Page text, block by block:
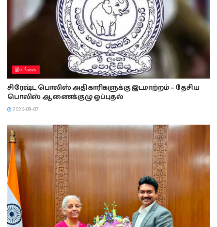
இலங்கை
சிரேஷ்ட பொலிஸ் அதிகாரிகளுக்கு இடமாற்றம் – தேசிய
பொலிஸ் ஆணைக்குழு ஒப்புதல்
2026-08-07